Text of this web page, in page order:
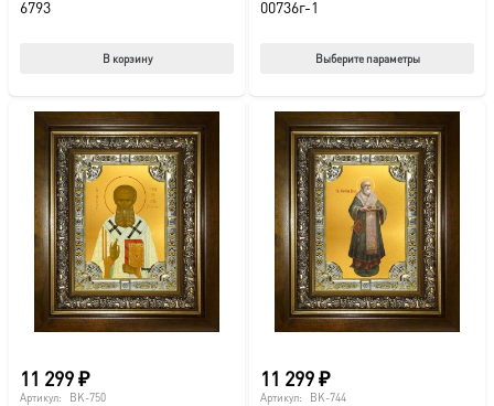
6793
В корзину
00736г-1
Выберите параметры
11 299₽
Артикул: BK-750
11 299₽
Артикул: BK-744